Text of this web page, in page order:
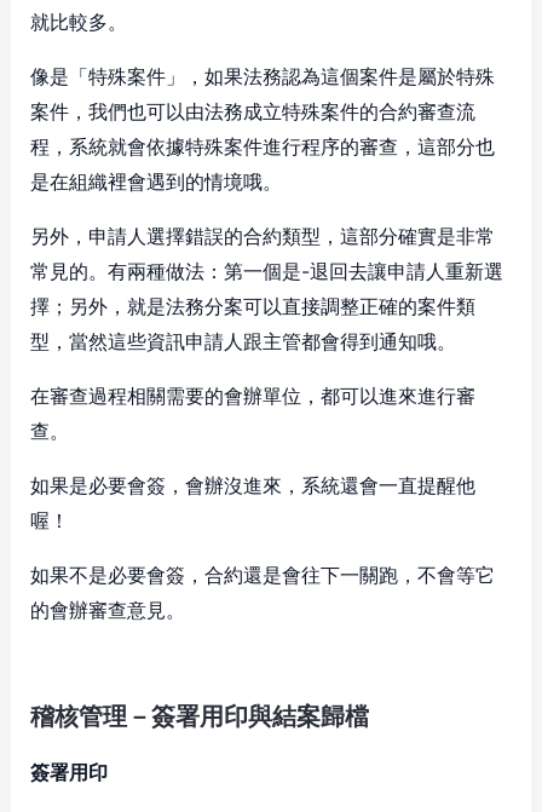
就比較多。
像是「特殊案件」，如果法務認為這個案件是屬於特殊
案件，我們也可以由法務成立特殊案件的合約審查流
程，系統就會依據特殊案件進行程序的審查，這部分也
是在組織裡會遇到的情境哦。
另外，申請人選擇錯誤的合約類型，這部分確實是非常
常見的。有兩種做法：第一個是-退回去讓申請人重新選
擇；另外，就是法務分案可以直接調整正確的案件類
型，當然這些資訊申請人跟主管都會得到通知哦。
在審查過程相關需要的會辦單位，都可以進來進行審
查。
如果是必要會簽，會辦沒進來，系統還會一直提醒他
喔！
如果不是必要會簽，合約還是會往下一關跑，不會等它
的會辦審查意見。
稽核管理－簽署用印與結案歸檔
簽署用印